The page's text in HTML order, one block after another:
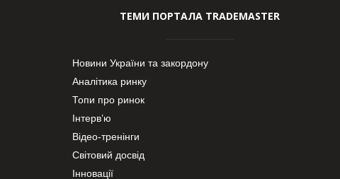
ТЕМИ ПОРТАЛА TRADEMASTER
Новини України та закордону
Аналітика ринку
Топи про ринок
Інтерв’ю
Відео-тренінги
Світовий досвід
Інновації